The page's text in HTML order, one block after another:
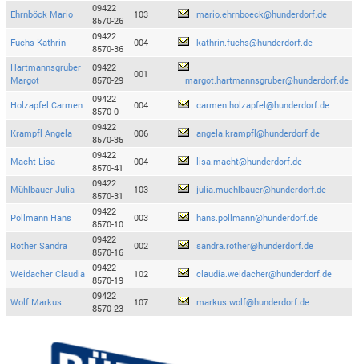
Ehrnböck Mario
09422
8570-26
103 mario.ehrnboeck@hunderdorf.de
Fuchs Kathrin
09422
8570-36
004 kathrin.fuchs@hunderdorf.de
Hartmannsgruber
Margot
09422
8570-29
001
margot.hartmannsgruber@hunderdorf.de
Holzapfel Carmen
09422
8570-0
004 carmen.holzapfel@hunderdorf.de
Krampfl Angela
09422
8570-35
006 angela.krampfl@hunderdorf.de
Macht Lisa
09422
8570-41
004 lisa.macht@hunderdorf.de
Mühlbauer Julia
09422
8570-31
103 julia.muehlbauer@hunderdorf.de
Pollmann Hans
09422
8570-10
003 hans.pollmann@hunderdorf.de
Rother Sandra
09422
8570-16
002 sandra.rother@hunderdorf.de
Weidacher Claudia
09422
8570-19
102 claudia.weidacher@hunderdorf.de
Wolf Markus
09422
8570-23
107 markus.wolf@hunderdorf.de